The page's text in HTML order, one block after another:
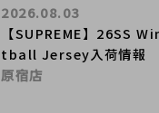
【SUPREME】26SS
tball Jersey入荷情報
2026.08.03
原宿店